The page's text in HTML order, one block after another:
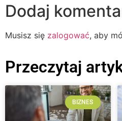
Dodaj
Musisz się zalogować, aby
Przeczytaj
BIZNES